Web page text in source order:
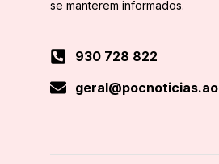
se manterem informados.
930 728 822
geral@pocnoticias.ao